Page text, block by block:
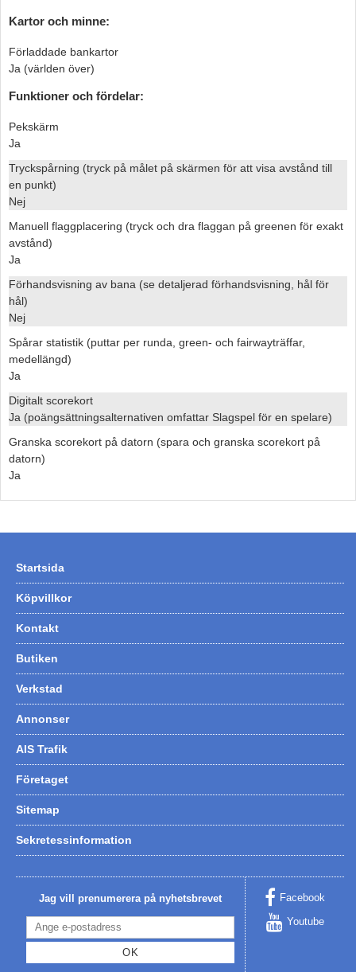
Kartor och minne:
Förladdade bankartor
Ja (världen över)
Funktioner och fördelar:
Pekskärm
Ja
Tryckspårning (tryck på målet på skärmen för att visa avstånd till
en punkt)
Nej
Manuell flaggplacering (tryck och dra flaggan på greenen för exakt
avstånd)
Ja
Förhandsvisning av bana (se detaljerad förhandsvisning, hål för
hål)
Nej
Spårar statistik (puttar per runda, green- och fairwayträffar,
medellängd)
Ja
Digitalt scorekort
Ja (poängsättningsalternativen omfattar Slagspel för en spelare)
Granska scorekort på datorn (spara och granska scorekort på
datorn)
Ja
Startsida
Köpvillkor
Kontakt
Butiken
Verkstad
Annonser
AIS Trafik
Företaget
Sitemap
Sekretessinformation
Jag vill prenumerera på nyhetsbrevet
OK
Facebook
Youtube